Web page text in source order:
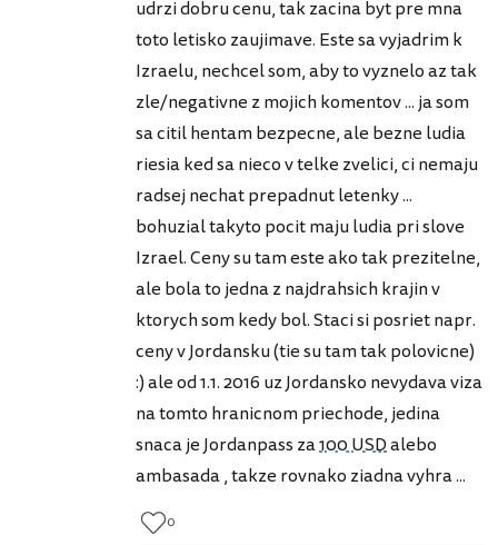
udrzi dobru cenu, tak zacina byt pre mna
toto letisko zaujimave. Este sa vyjadrim k
Izraelu, nechcel som, aby to vyznelo az tak
zle/negativne z mojich komentov ... ja som
sa citil hentam bezpecne, ale bezne ludia
riesia ked sa nieco v telke zvelici, ci nemaju
radsej nechat prepadnut letenky ...
bohuzial takyto pocit maju ludia pri slove
Izrael. Ceny su tam este ako tak prezitelne,
ale bola to jedna z najdrahsich krajin v
ktorych som kedy bol. Staci si posriet napr.
ceny v Jordansku (tie su tam tak polovicne)
:) ale od 1.1. 2016 uz Jordansko nevydava viza
na tomto hranicnom priechode, jedina
snaca je Jordanpass za100 USDalebo
ambasada , takze rovnako ziadna vyhra ...
0